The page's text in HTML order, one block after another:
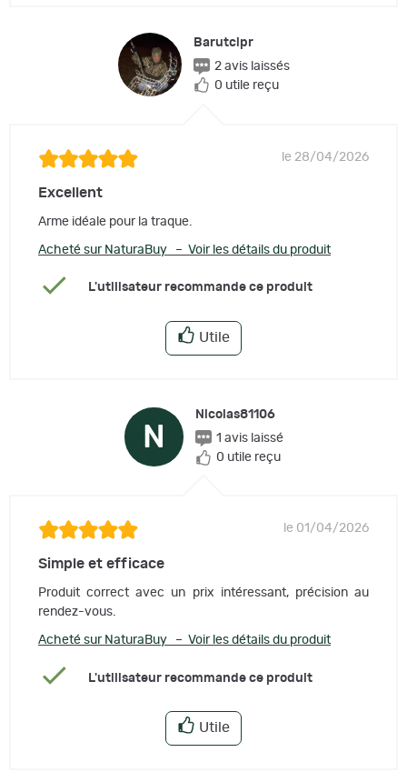
Barutcipr
2 avis laissés
0 utile reçu
le 28/04/2026
Excellent
Arme idéale pour la traque.
Acheté sur NaturaBuy – Voir les détails du produit
L'utilisateur recommande ce produit
Utile
N
Nicolas81106
1 avis laissé
0 utile reçu
le 01/04/2026
Simple et efficace
Produit correct avec un prix intéressant, précision au
rendez-vous.
Acheté sur NaturaBuy – Voir les détails du produit
L'utilisateur recommande ce produit
Utile